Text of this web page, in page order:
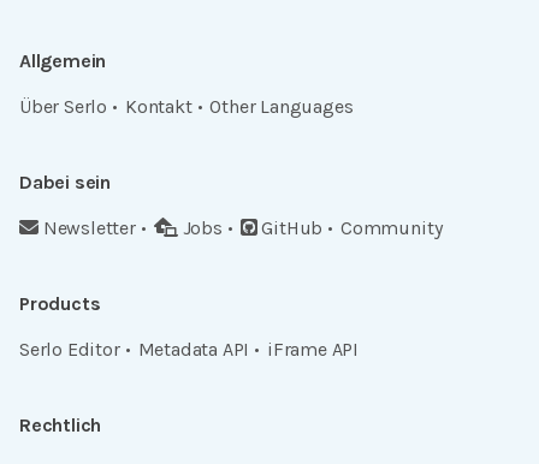
Allgemein
Über Serlo
Kontakt Other Languages
Dabei sein
Newsletter
Jobs GitHub Community
Products
Serlo Editor
Metadata API iFrame API
Rechtlich